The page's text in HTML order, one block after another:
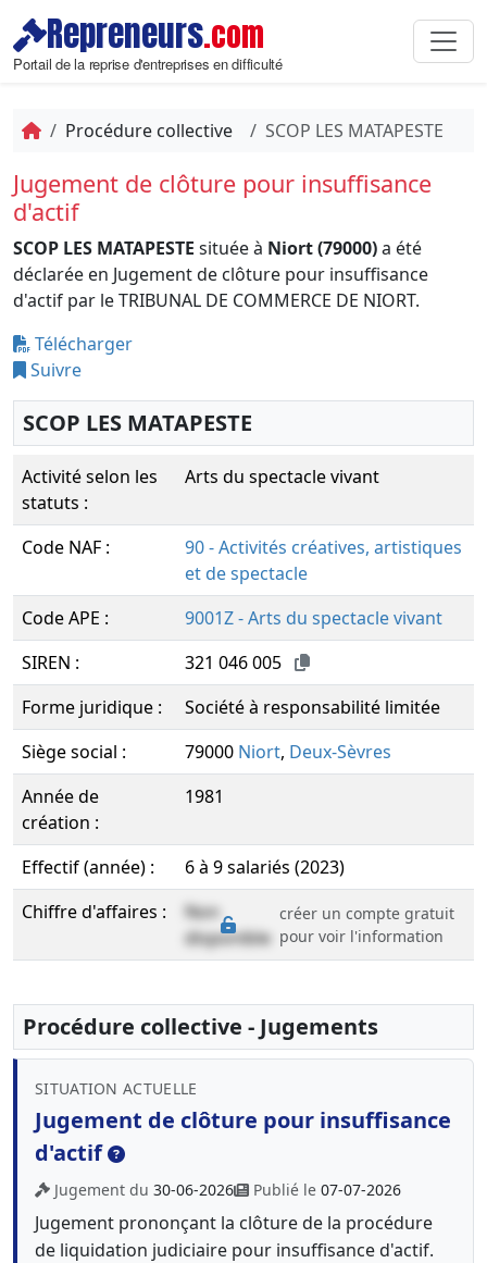
Repreneurs.com
Portail de la reprise d'entreprises en difficulté
Procédure collective SCOP LES MATAPESTE
Jugement de clôture pour insuffisance
d'actif
SCOP LES MATAPESTE située à Niort (79000)a été
déclarée en Jugement de clôture pour insuffisance
d'actif par le TRIBUNAL DE COMMERCE DE NIORT.
Télécharger
Suivre
SCOP LES MATAPESTE
Activité selon les
statuts :
Arts du spectacle vivant
Code NAF :
90 - Activités créatives, artistiques
et de spectacle
Code APE :
9001Z - Arts du spectacle vivant
SIREN :
321 046 005
Forme juridique :
Société à responsabilité limitée
Siège social :
79000 Niort, Deux-Sèvres
Année de
création :
1981
Effectif (année) :
6 à 9 salariés (2023)
Chiffre d'affaires :
Non
disponible
créer un compte gratuit
pour voir l'information
Procédure collective - Jugements
SITUATION ACTUELLE
Jugement de clôture pour insuffisance
d'actif
Jugement du 30-06-2026 Publié le 07-07-2026
Jugement prononçant la clôture de la procédure
de liquidation judiciaire pour insuffisance d'actif.